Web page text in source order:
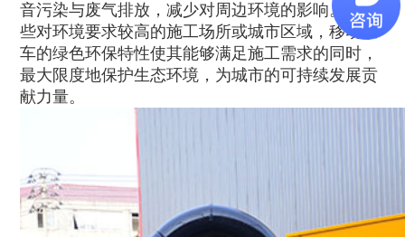
音污染与废气排放，减少对周边环境的影响。在一
些对环境要求较高的施工场所或城市区域，移动泵
车的绿色环保特性使其能够满足施工需求的同时，
最大限度地保护生态环境，为城市的可持续发展贡
献力量。​